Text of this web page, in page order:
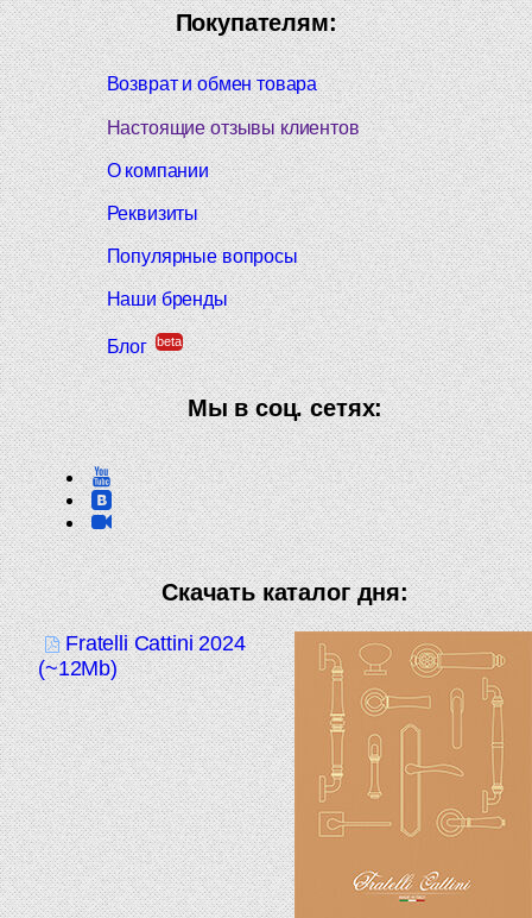
Покупателям:
Возврат и обмен товара
Настоящие отзывы клиентов
О компании
Реквизиты
Популярные вопросы
Наши бренды
Блог beta
Мы в соц. сетях:
Скачать каталог дня:
Fratelli Cattini 2024
(~12Mb)